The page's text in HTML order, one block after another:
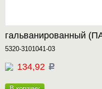
гальванированный
5320-3101041-03
134,92 c